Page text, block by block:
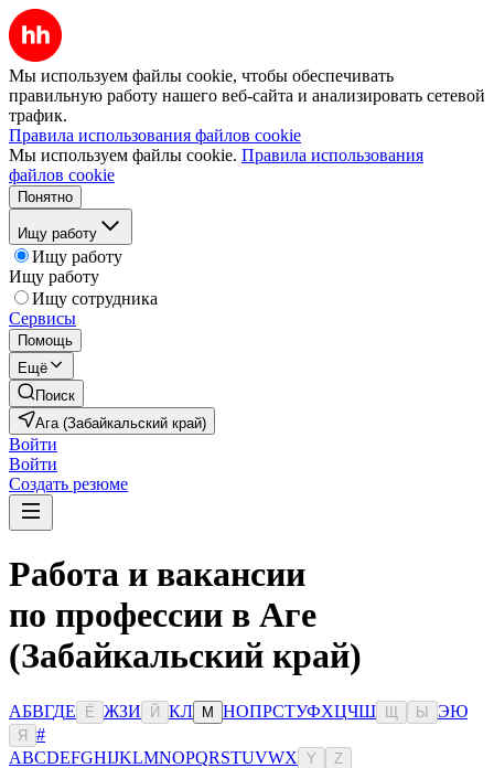
Мы используем файлы cookie, чтобы обеспечивать
правильную работу нашего веб-сайта и анализировать сетевой
трафик.
Правила использования файлов cookie
Мы используем файлы cookie. Правила использования
файлов cookie
Понятно
Ищу работу
Ищу работу
Ищу работу
Ищу сотрудника
Сервисы
Помощь
Ещё
Поиск
Ага (Забайкальский край)
Войти
Войти
Создать резюме
Работа и вакансии
по профессии в Аге
(Забайкальский край)
АБВГДЕ Ё ЖЗИ Й КЛ М НОПРСТУФХЦЧШ Ы ЭЮ
Я
#
ABCDEFGHIJKLMNOPQRSTUVWX Y Z